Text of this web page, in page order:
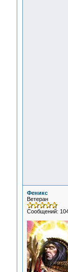
Феникс
Ветеран
Сообщений: